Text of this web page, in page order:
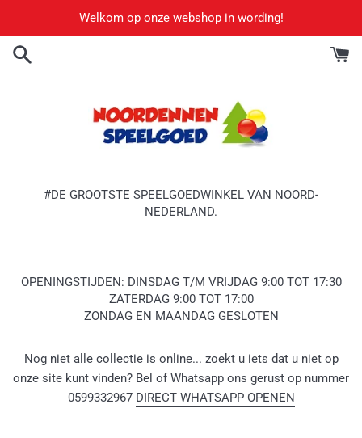
content
Welkom op onze webshop in wording!
#DE GROOTSTE SPEELGOEDWINKEL VAN NOORD-
NEDERLAND.
OPENINGSTIJDEN: DINSDAG T/M VRIJDAG 9:00 TOT 17:30
ZATERDAG 9:00 TOT 17:00
ZONDAG EN MAANDAG GESLOTEN
Nog niet alle collectie is online... zoekt u iets dat u niet op
onze site kunt vinden? Bel of Whatsapp ons gerust op nummer
0599332967 DIRECT WHATSAPP OPENEN